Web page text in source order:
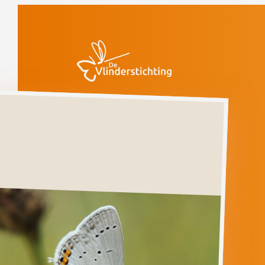
Staartblauwtje
CUPIDO
Ga direct naar